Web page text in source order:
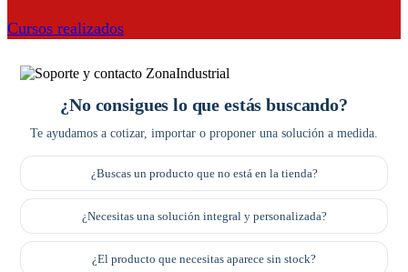
Cursos realizados
¿No consigues lo que estás buscando?
Te ayudamos a cotizar, importar o proponer una solución a medida.
¿Buscas un producto que no está en la tienda?
¿Necesitas una solución integral y personalizada?
¿El producto que necesitas aparece sin stock?